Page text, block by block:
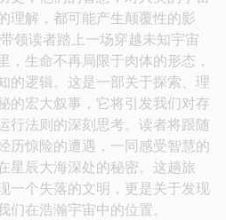
理解，都可能产生颠覆性的影
领读者踏上一场穿越未知宇宙
，生命不再局限于肉体的形态，
的逻辑。这是一部关于探索、理
的宏大叙事，它将引发我们对存
行法则的深刻思考。读者将跟随
历惊险的遭遇，一同感受智慧的
星辰大海深处的秘密。这趟旅
一个失落的文明，更是关于发现
在浩瀚宇宙中的位置。